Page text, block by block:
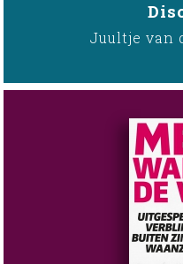
Juultje van